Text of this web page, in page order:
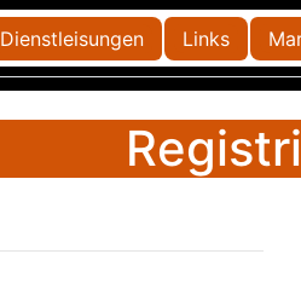
Dienstleisungen Links